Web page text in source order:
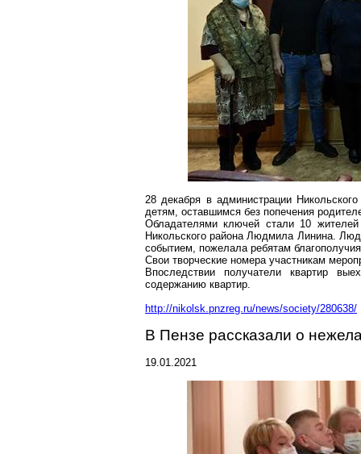
28 декабря в администрации
детям, оставшимся без попечения
Обладателями ключей стали 10
Никольского района Людмила Линина.
событием, пожелала ребятам
Свои творческие номера участникам
Впоследствии получатели квартир
содержанию квартир.
http://nikolsk.pnzreg.ru/news/society/280638/
В Пензе рассказали о
19.01.2021